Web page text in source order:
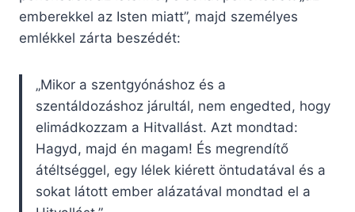
emberekkel az Isten miatt”, majd személyes
emlékkel zárta beszédét:
„Mikor a szentgyónáshoz és a
szentáldozáshoz járultál, nem engedted, hogy
elimádkozzam a Hitvallást. Azt mondtad:
Hagyd, majd én magam! És megrendítő
átéltséggel, egy lélek kiérett öntudatával és a
sokat látott ember alázatával mondtad el a